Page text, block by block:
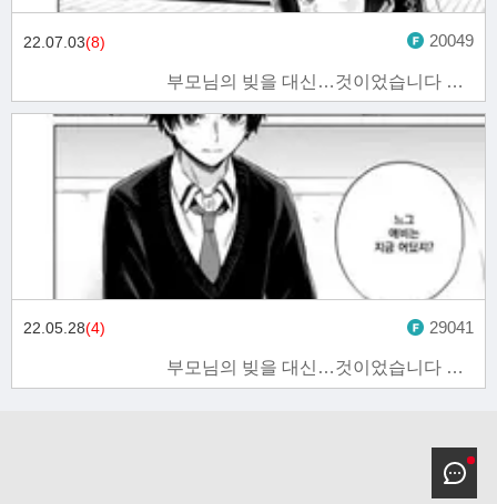
부모님의 빚을 대신…것이었습니다 2화
22.07.03(8) 20049
부모님의 빚을 대신…것이었습니다 1화
22.05.28(4) 29041